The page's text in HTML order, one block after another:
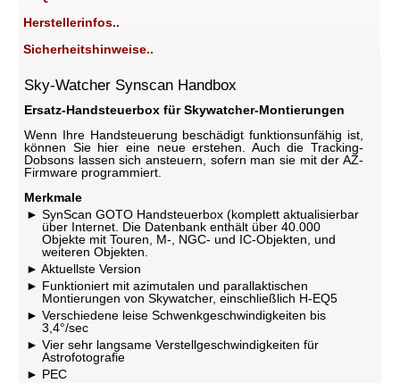
Herstellerinfos..
Sicherheitshinweise..
Sky-Watcher Synscan Handbox
Ersatz-Handsteuerbox für Skywatcher-Montierungen
Wenn Ihre Handsteuerung beschädigt funktionsunfähig ist,
können Sie hier eine neue erstehen. Auch die Tracking-
Dobsons lassen sich ansteuern, sofern man sie mit der AZ-
Firmware programmiert.
Merkmale
SynScan GOTO Handsteuerbox (komplett aktualisierbar
über Internet. Die Datenbank enthält über 40.000
Objekte mit Touren, M-, NGC- und IC-Objekten, und
weiteren Objekten.
Aktuellste Version
Funktioniert mit azimutalen und parallaktischen
Montierungen von Skywatcher, einschließlich H-EQ5
Verschiedene leise Schwenkgeschwindigkeiten bis
3,4°/sec
Vier sehr langsame Verstellgeschwindigkeiten für
Astrofotografie
PEC